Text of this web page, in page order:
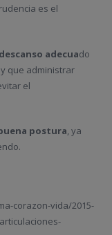
es el
descanso adecuado
que administrar
el
postura, ya
corazon-vida/2015-